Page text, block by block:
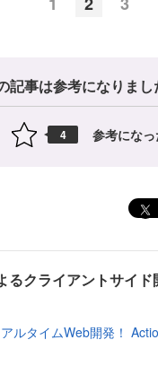
記事は参考になりまし
4 参考になっ
るクライアントサイド
ルタイムWeb開発！